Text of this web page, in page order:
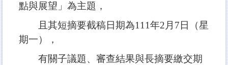
點與展望」為主題，
且其短摘要截稿日期為111年2月7日（星
期一），
有關子議題、審查結果與長摘要繳交期